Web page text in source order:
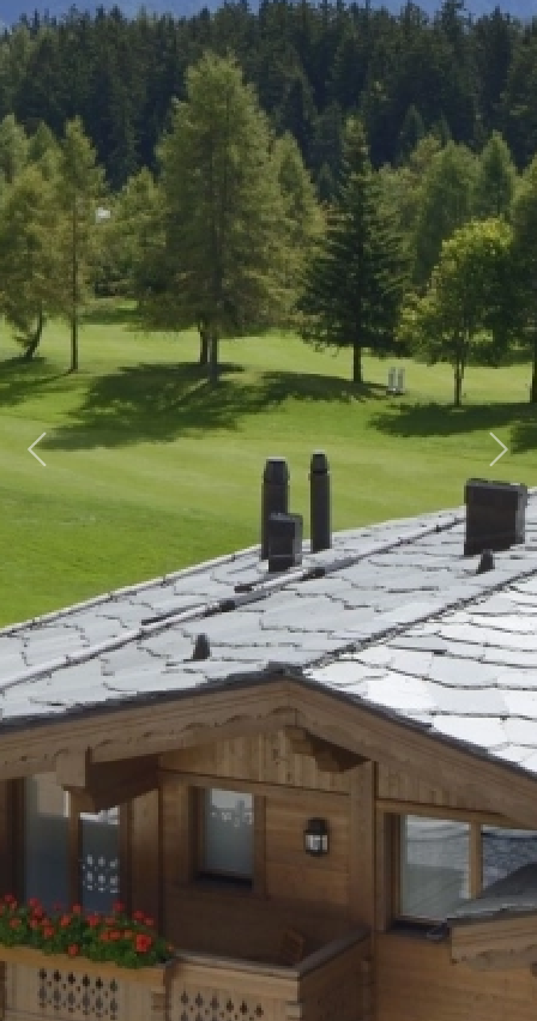
Previous Next